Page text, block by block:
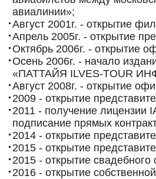
авиалинии»;
Август 2001г. - открытие
Апрель 2005г. - открытие
Октябрь 2006г. - открытие
Осень 2006г. - начало
«ПАТТАЙЯ ILVES-TOUR
Август 2008г. - открытие
2009 - открытие
2011 - получение лицензии
подписание прямых
2014 - открытие
2015 - открытие
2015 - открытие свадебного
2016 - открытие